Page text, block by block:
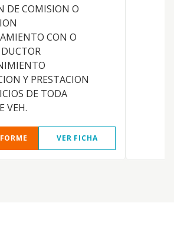
DE COMISION O
CON O
Y PRESTACION
DE TODA
VEH.
VER FICHA